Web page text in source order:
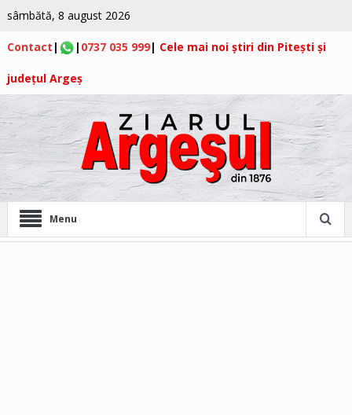
sâmbătă, 8 august 2026
Contact | | 0737 035 999| Cele mai noi știri din Pitești și
județul Argeș
Menu